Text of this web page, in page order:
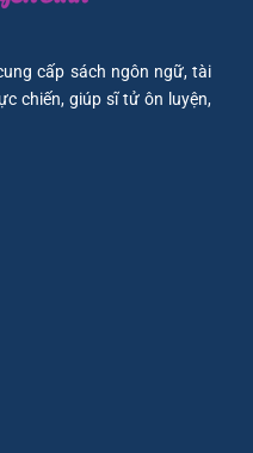
cấp sách ngôn ngữ, tài
chiến, giúp sĩ tử ôn luyện,